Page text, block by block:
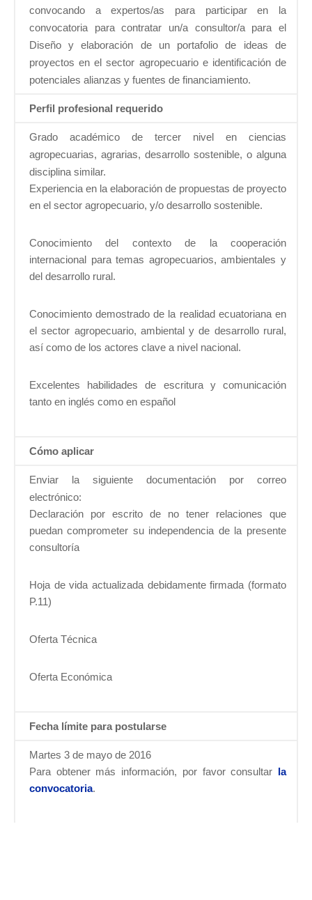
convocando a expertos/as para participar en la
convocatoria para contratar un/a consultor/a para el
Diseño y elaboración de un portafolio de ideas de
proyectos en el sector agropecuario e identificación de
potenciales alianzas y fuentes de financiamiento.
Perfil profesional requerido
Grado académico de tercer nivel en ciencias
agropecuarias, agrarias, desarrollo sostenible, o alguna
disciplina similar.
Experiencia en la elaboración de propuestas de proyecto
en el sector agropecuario, y/o desarrollo sostenible.
Conocimiento del contexto de la cooperación
internacional para temas agropecuarios, ambientales y
del desarrollo rural.
Conocimiento demostrado de la realidad ecuatoriana en
el sector agropecuario, ambiental y de desarrollo rural,
así como de los actores clave a nivel nacional.
Excelentes habilidades de escritura y comunicación
tanto en inglés como en español
Cómo aplicar
Enviar la siguiente documentación por correo
electrónico:
Declaración por escrito de no tener relaciones que
puedan comprometer su independencia de la presente
consultoría
Hoja de vida actualizada debidamente firmada (formato
P.11)
Oferta Técnica
Oferta Económica
Fecha límite para postularse
Martes 3 de mayo de 2016
Para obtener más información, por favor consultar la
convocatoria.